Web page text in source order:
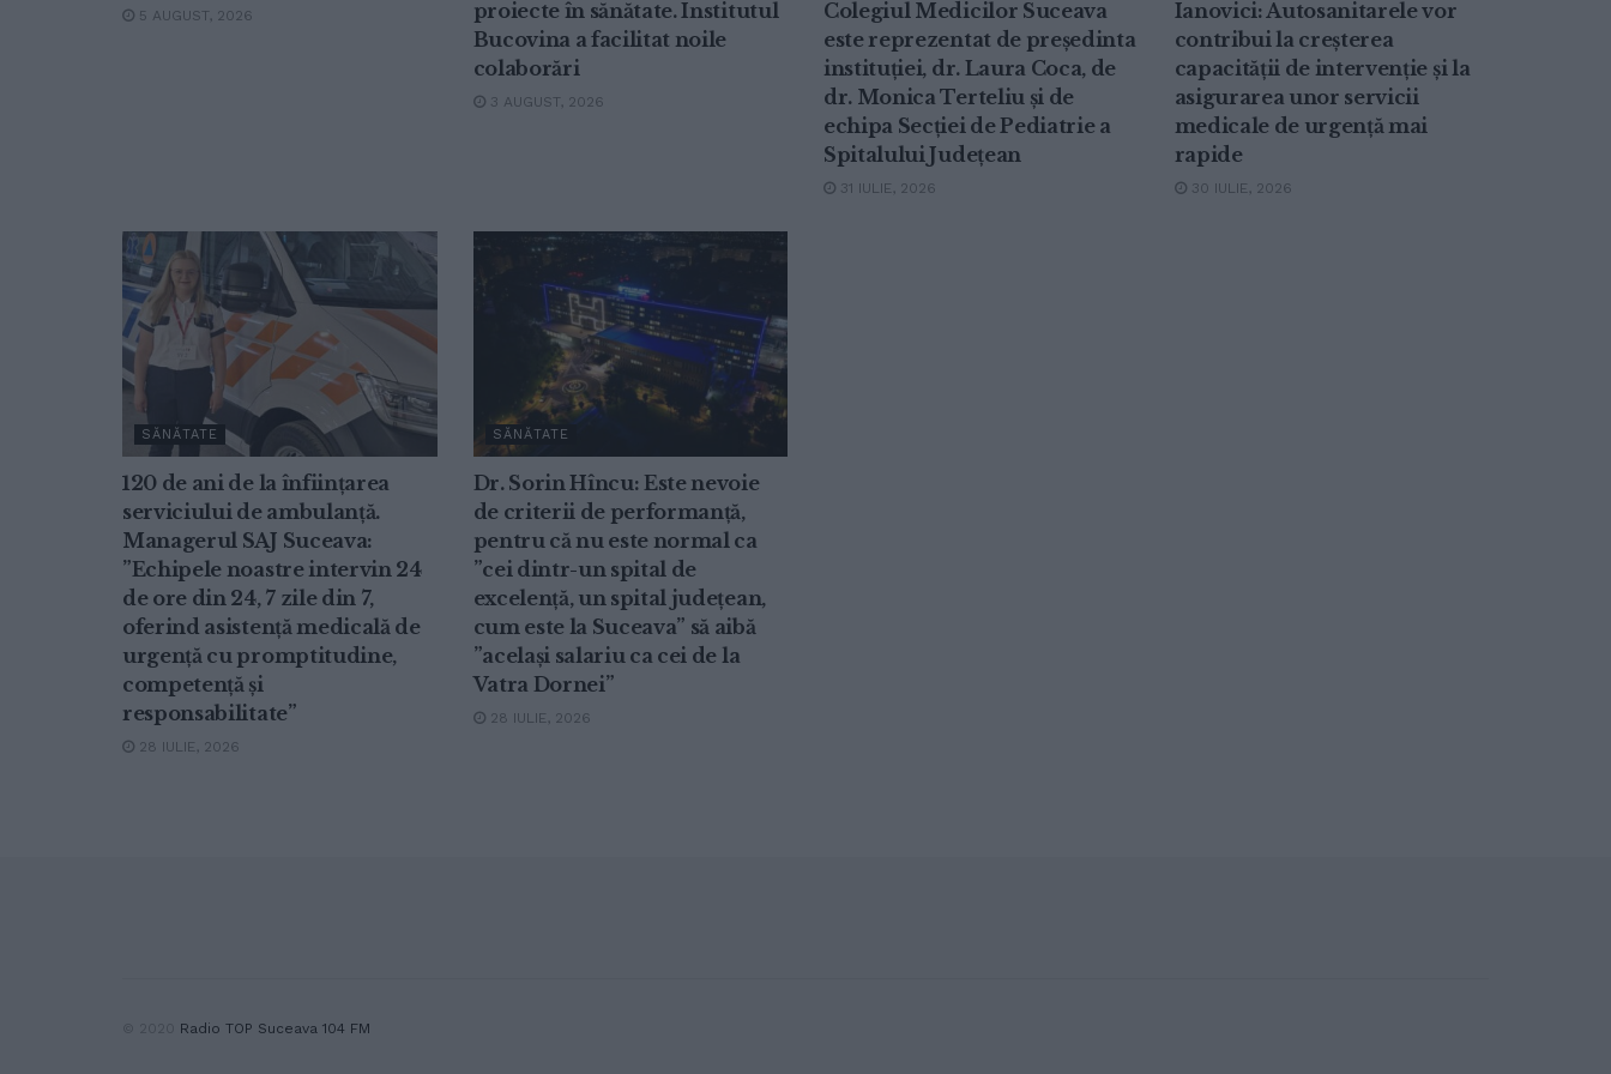
5 AUGUST, 2026
proiecte în sănătate. Institutul
Bucovina a facilitat noile
colaborări
3 AUGUST, 2026
Colegiul Medicilor Suceava
este reprezentat de președinta
instituției, dr. Laura Coca, de
dr. Monica Terteliu și de
echipa Secției de Pediatrie a
Spitalului Județean
31 IULIE, 2026
Ianovici: Autosanitarele vor
contribui la creșterea
capacității de intervenție și la
asigurarea unor servicii
medicale de urgență mai
rapide
30 IULIE, 2026
SĂNĂTATE
120 de ani de la înființarea
serviciului de ambulanță.
Managerul SAJ Suceava:
”Echipele noastre intervin 24
de ore din 24, 7 zile din 7,
oferind asistență medicală de
urgență cu promptitudine,
competență și
responsabilitate”
28 IULIE, 2026
SĂNĂTATE
Dr. Sorin Hîncu: Este nevoie
de criterii de performanță,
pentru că nu este normal ca
”cei dintr-un spital de
excelență, un spital județean,
cum este la Suceava” să aibă
”același salariu ca cei de la
Vatra Dornei”
28 IULIE, 2026
Radio TOP Suceava 104 FM